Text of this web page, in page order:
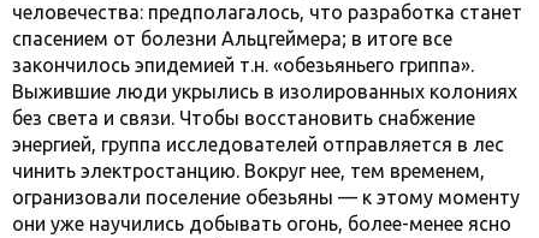
человечества: предполагалось, что разработка станет
спасением от болезни Альцгеймера; в итоге все
закончилось эпидемией т.н. «обезьяньего гриппа».
Выжившие люди укрылись в изолированных колониях
без света и связи. Чтобы восстановить снабжение
энергией, группа исследователей отправляется в лес
чинить электростанцию. Вокруг нее, тем временем,
огранизовали поселение обезьяны — к этому моменту
они уже научились добывать огонь, более-менее ясно